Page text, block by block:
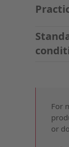
For
or